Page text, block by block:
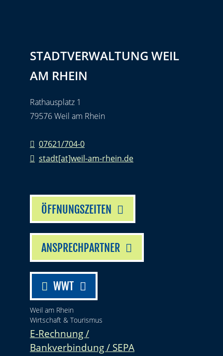
STADTVERWALTUNG WEIL
AM RHEIN
Rathausplatz 1
79576 Weil am Rhein
07621/704-0
stadt[at]weil-am-rhein.de
ÖFFNUNGSZEITEN
ANSPRECHPARTNER
WWT
Weil am Rhein
Wirtschaft & Tourismus
E-Rechnung /
Bankverbindung / SEPA